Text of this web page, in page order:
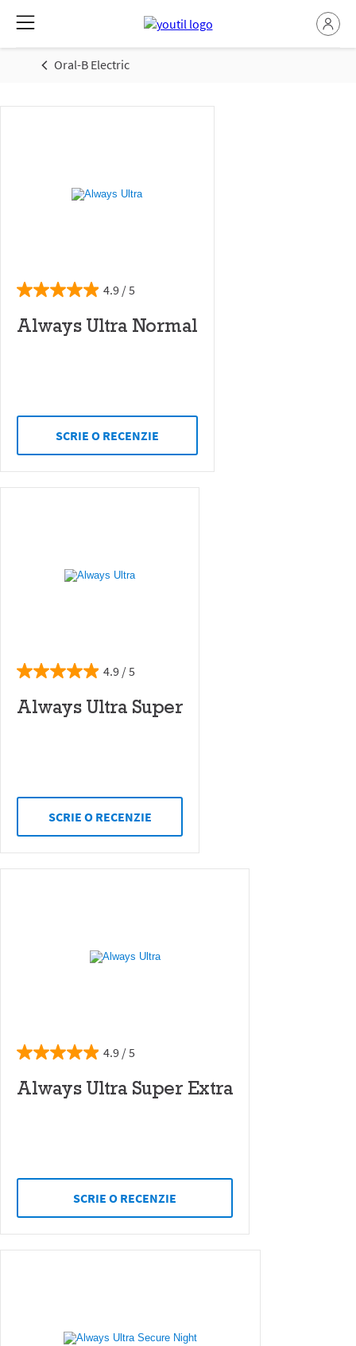
Oral-B Electric
4.9
Always Ultra Normal
SCRIE O RECENZIE
4.9
Always Ultra Super
SCRIE O RECENZIE
4.9
Always Ultra Super Extra
SCRIE O RECENZIE